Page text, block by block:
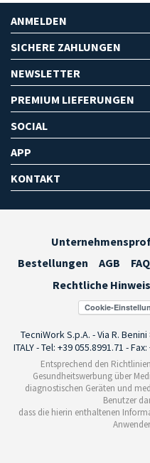
ANMELDEN
SICHERE ZAHLUNGEN
NEWSLETTER
PREMIUM LIEFERUNGEN
SOCIAL
APP
KONTAKT
Bestellungen
AGB
Rechtliche
Cookie-
TecniWork S.p.A. - Via R.
ITALY - Tel: +39 055.8991.71 -
Entsprechend den
Gesundheitswerbung über
diagnostischen Geräten und
Benutzer
dass die hierin enthaltenen